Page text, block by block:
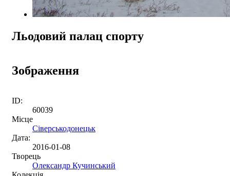
Льодовий палац спорту
Зображення
ID:
60039
Місце
Сіверськодонецьк
Дата:
2016-01-08
Творець
Олександр Кучинський